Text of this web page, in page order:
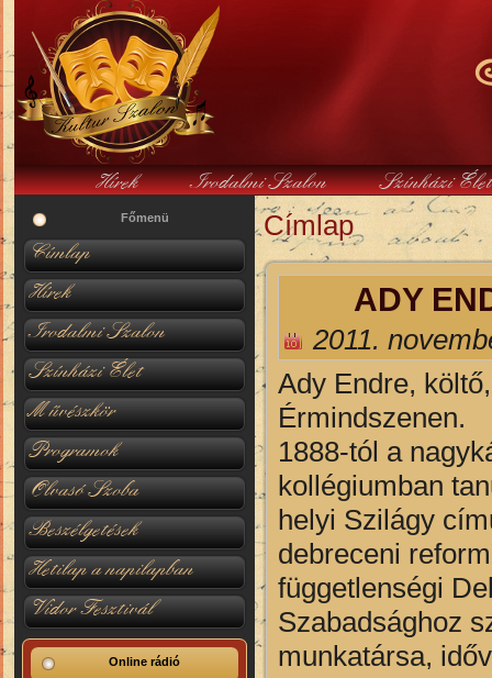
Hírek Irodalmi Szalon Színházi
Főmenü
Címlap
Hírek
Irodalmi Szalon
Színházi Élet
Művészkör
Programok
Olvasó Szoba
Beszélgetések
Hetilap a napilapban
Vidor Fesztivál
Online rádió
Jelenlegi hely
Címlap
ADY
2011.
Ady Endre,
Érmindszenen.
1888-tól a
kollégiumban
helyi Szilágy
debreceni
függetlenségi
Szabadsághoz
munkatársa,